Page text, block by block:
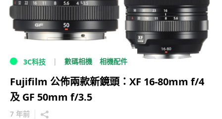
3C科技 數碼相機 相機配件
Fujifilm 公佈兩款新鏡頭：XF 16-80mm f/4
及 GF 50mm f/3.5
7 年前